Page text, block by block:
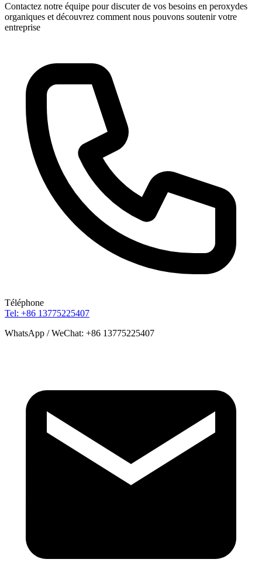
Contactez notre équipe pour discuter de vos besoins en peroxydes
organiques et découvrez comment nous pouvons soutenir votre
entreprise
Téléphone
Tel: +86 13775225407
WhatsApp / WeChat: +86 13775225407